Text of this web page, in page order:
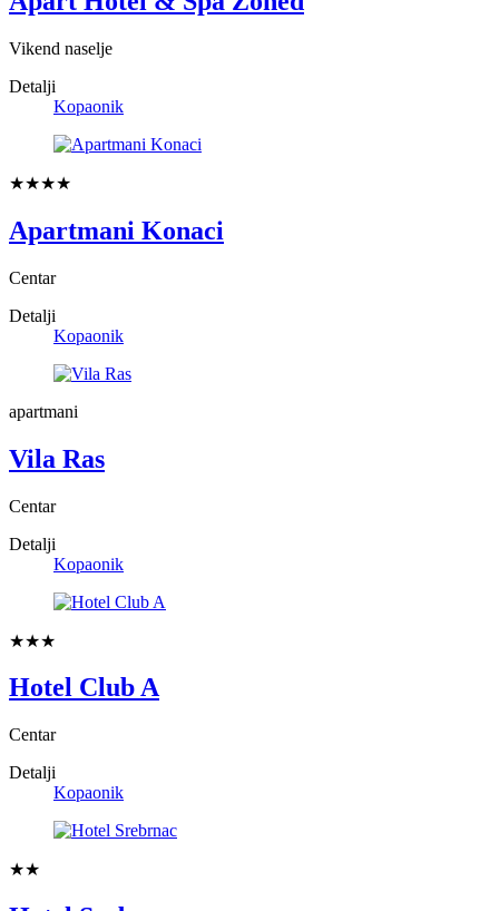
Vikend naselje
Detalji
Kopaonik
★★★★
Apartmani Konaci
Centar
Detalji
Kopaonik
apartmani
Vila Ras
Centar
Detalji
Kopaonik
★★★
Hotel Club A
Centar
Detalji
Kopaonik
★★